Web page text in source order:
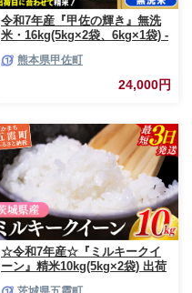
令和7年産『甲佐の輝き』無洗
米・16kg(5kg×2袋、6kg×1袋) -
米 複数原料米 訳あり 厳選 マイ
スター 生活応援 ひのひかり 森
のくまさん おすすめ 熊本県 甲
熊本県甲佐町
24,000円
☆令和7年産☆『ミルキークイ
ーン』精米10kg(5kg×2袋) 出荷